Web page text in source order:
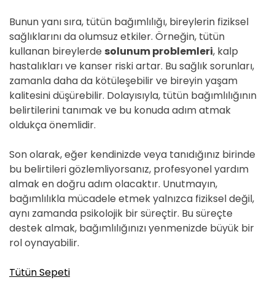
Bunun yanı sıra, tütün bağımlılığı, bireylerin fiziksel
sağlıklarını da olumsuz etkiler. Örneğin, tütün
kullanan bireylerde solunum problemleri, kalp
hastalıkları ve kanser riski artar. Bu sağlık sorunları,
zamanla daha da kötüleşebilir ve bireyin yaşam
kalitesini düşürebilir. Dolayısıyla, tütün bağımlılığının
belirtilerini tanımak ve bu konuda adım atmak
oldukça önemlidir.
Son olarak, eğer kendinizde veya tanıdığınız birinde
bu belirtileri gözlemliyorsanız, profesyonel yardım
almak en doğru adım olacaktır. Unutmayın,
bağımlılıkla mücadele etmek yalnızca fiziksel değil,
aynı zamanda psikolojik bir süreçtir. Bu süreçte
destek almak, bağımlılığınızı yenmenizde büyük bir
rol oynayabilir.
Tütün Sepeti